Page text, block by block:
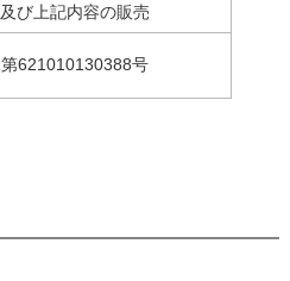
及び上記内容の販売
第621010130388号